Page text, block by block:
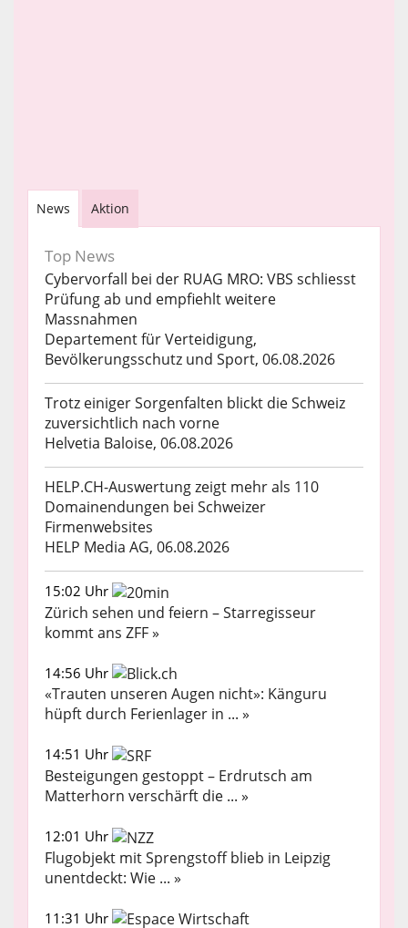
News Aktion
Top News
Cybervorfall bei der RUAG MRO: VBS schliesst
Prüfung ab und empfiehlt weitere
Massnahmen
Departement für Verteidigung,
Bevölkerungsschutz und Sport, 06.08.2026
Trotz einiger Sorgenfalten blickt die Schweiz
zuversichtlich nach vorne
Helvetia Baloise, 06.08.2026
HELP.CH-Auswertung zeigt mehr als 110
Domainendungen bei Schweizer
Firmenwebsites
HELP Media AG, 06.08.2026
15:02 Uhr
Zürich sehen und feiern – Starregisseur
kommt ans ZFF »
14:56 Uhr
«Trauten unseren Augen nicht»: Känguru
hüpft durch Ferienlager in ... »
14:51 Uhr
Besteigungen gestoppt – Erdrutsch am
Matterhorn verschärft die ... »
12:01 Uhr
Flugobjekt mit Sprengstoff blieb in Leipzig
unentdeckt: Wie ... »
11:31 Uhr